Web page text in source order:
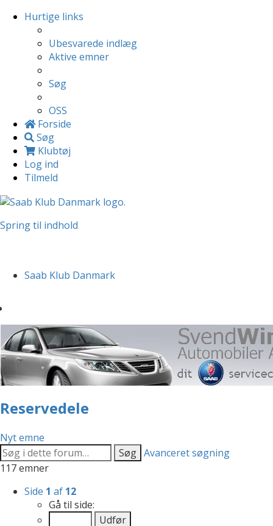
Hurtige links
Ubesvarede indlæg
Aktive emner
Søg
OSS
Forside
Søg
Klubtøj
Log ind
Tilmeld
Spring til indhold
Saab Klub Danmark
Reservedele
Nyt emne
Søg Avanceret søgning
117 emner
Side 1 af 12
Gå til side: